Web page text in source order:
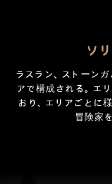
ソ
ラスラン、ストーン
アで構成される。エ
おり、エリアごとに
冒険家